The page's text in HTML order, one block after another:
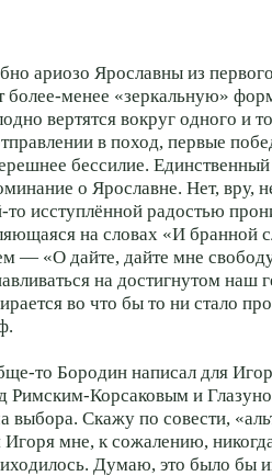
ариозо Ярославны из
более-менее «зеркальную»
вертятся вокруг одного и
в поход, первые
бессилие.
о Ярославне. Нет, вру,
то исступлённой радостью
на словах «И бранной
— «О дайте, дайте мне
на достигнутом наш
во что бы то ни стало
то Бородин написал для
Римским-Корсаковым и
выбора. Скажу по совести,
Игоря мне, к сожалению,
Думаю, это было бы